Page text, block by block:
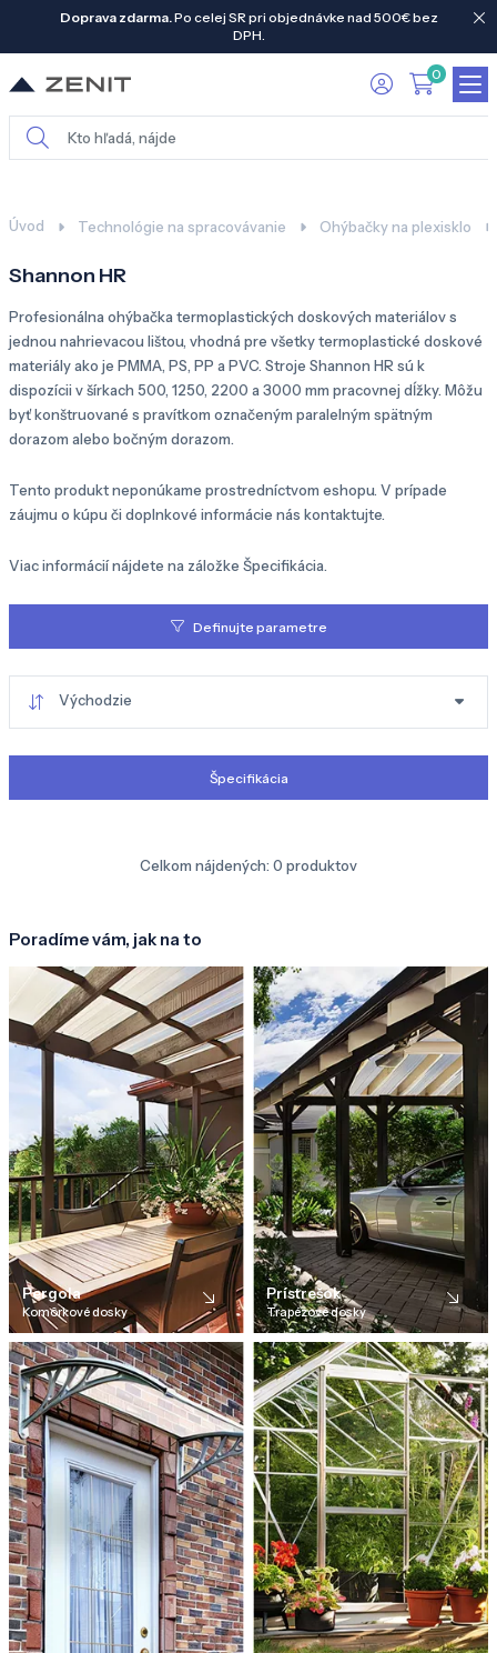
Doprava zdarma.Po celej SR pri objednávke nad 500€ bez
DPH.
0
Úvod Technológie na spracovávanie Ohýbačky na plexisklo
Shannon HR
Profesionálna ohýbačka termoplastických doskových materiálov s
jednou nahrievacou lištou, vhodná pre všetky termoplastické doskové
materiály ako je PMMA, PS, PP a PVC. Stroje Shannon HR sú k
dispozícii v šírkach 500, 1250, 2200 a 3000 mm pracovnej dĺžky. Môžu
byť konštruované s pravítkom označeným paralelným spätným
dorazom alebo bočným dorazom.
Tento produkt neponúkame prostredníctvom eshopu. V prípade
záujmu o kúpu či doplnkové informácie nás kontaktujte.
Viac informácií nájdete na záložke Špecifikácia.
Definujte parametre
Východzie
Špecifikácia
Celkom nájdených: 0 produktov
Poradíme vám, jak na to
Pergola
Komôrkové dosky
Prístrešok
Trapézové dosky